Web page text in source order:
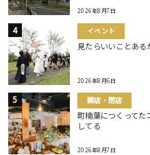
2026年8月7日
イベント
見たらいいことある
2026年8月6日
開店・閉店
町楠葉につくって
してる
2026年8月7日